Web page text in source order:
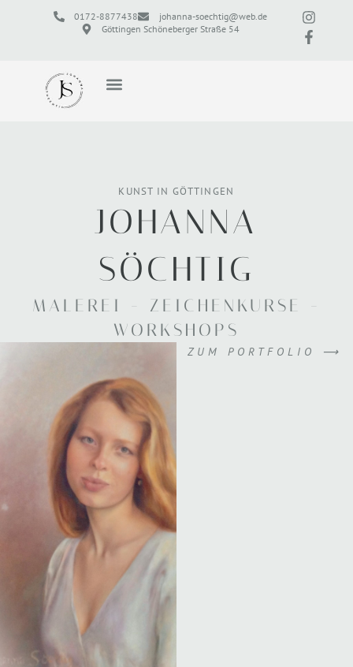
0172-8877438
johanna-soechtig@web.de
Göttingen Schöneberger Straße 54
I
n
s
F
a
c
KUNST IN GÖTTINGEN
JOHANNA
SÖCHTIG
MALEREI - ZEICHENKURSE -
WORKSHOPS
ZUM PORTFOLIO ⟶